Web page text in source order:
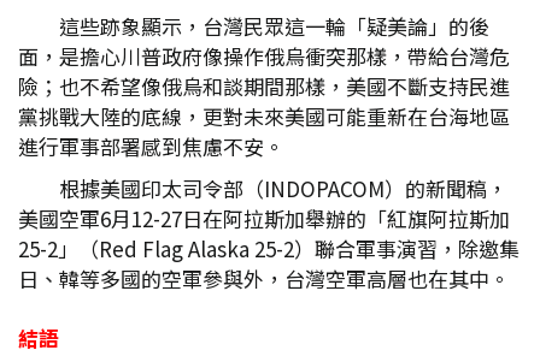
這些跡象顯示，台灣民眾這一輪「疑美論」的後
面，是擔心川普政府像操作俄烏衝突那樣，帶給台灣危
險；也不希望像俄烏和談期間那樣，美國不斷支持民進
黨挑戰大陸的底線，更對未來美國可能重新在台海地區
進行軍事部署感到焦慮不安。
根據美國印太司令部（INDOPACOM）的新聞稿，
美國空軍6月12-27日在阿拉斯加舉辦的「紅旗阿拉斯加
25-2」（Red Flag Alaska 25-2）聯合軍事演習，除邀集
日、韓等多國的空軍參與外，台灣空軍高層也在其中。
結語